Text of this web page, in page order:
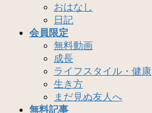
おはなし
日記
会員限定
無料動画
成長
ライフスタイル・健康
生き方
まだ見ぬ友人へ
無料記事